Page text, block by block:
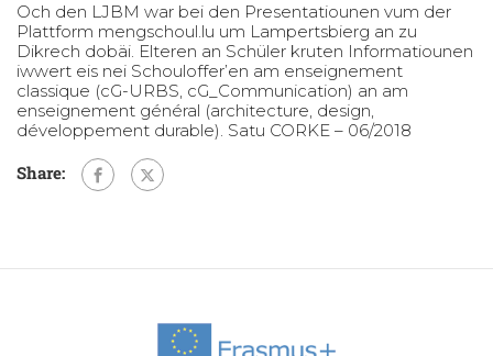
Och den LJBM war bei den Presentatiounen vum der
Plattform mengschoul.lu um Lampertsbierg an zu
Dikrech dobäi. Elteren an Schüler kruten Informatiounen
iwwert eis nei Schouloffer’en am enseignement
classique (cG-URBS, cG_Communication) an am
enseignement général (architecture, design,
développement durable). Satu CORKE – 06/2018
Share: